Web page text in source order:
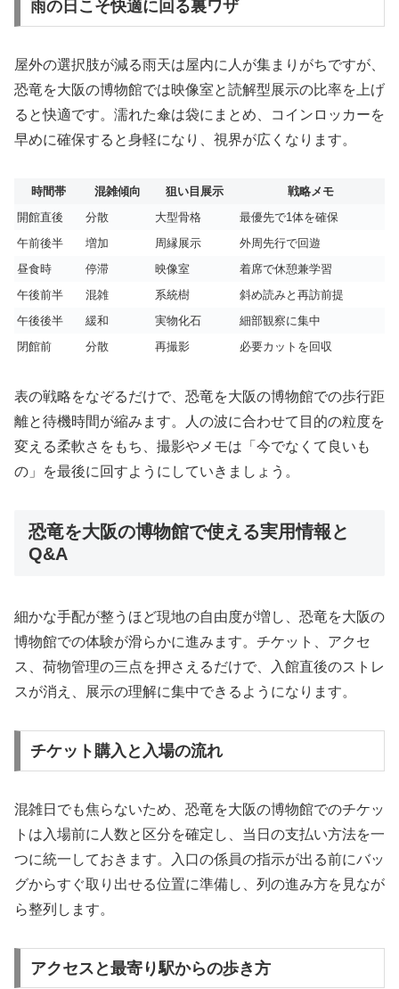
雨の日こそ快適に回る裏ワザ
屋外の選択肢が減る雨天は屋内に人が集まりがちですが、
恐竜を大阪の博物館では映像室と読解型展示の比率を上げ
ると快適です。濡れた傘は袋にまとめ、コインロッカーを
早めに確保すると身軽になり、視界が広くなります。
時間帯 混雑傾向 狙い目展示
戦略メモ
開館直後
分散 大型骨格
最優先で1体を確保
午前後半
増加 周縁展示
外周先行で回遊
昼食時
停滞 映像室
着席で休憩兼学習
午後前半
混雑 系統樹
斜め読みと再訪前提
午後後半
緩和 実物化石
細部観察に集中
閉館前
分散 再撮影 必要カットを回収
表の戦略をなぞるだけで、恐竜を大阪の博物館での歩行距
離と待機時間が縮みます。人の波に合わせて目的の粒度を
変える柔軟さをもち、撮影やメモは「今でなくて良いも
の」を最後に回すようにしていきましょう。
恐竜を大阪の博物館で使える実用情報と
Q&A
細かな手配が整うほど現地の自由度が増し、恐竜を大阪の
博物館での体験が滑らかに進みます。チケット、アクセ
ス、荷物管理の三点を押さえるだけで、入館直後のストレ
スが消え、展示の理解に集中できるようになります。
チケット購入と入場の流れ
混雑日でも焦らないため、恐竜を大阪の博物館でのチケッ
トは入場前に人数と区分を確定し、当日の支払い方法を一
つに統一しておきます。入口の係員の指示が出る前にバッ
グからすぐ取り出せる位置に準備し、列の進み方を見なが
ら整列します。
アクセスと最寄り駅からの歩き方